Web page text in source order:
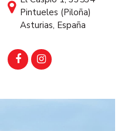
Pintueles (Piloña)
Asturias, España